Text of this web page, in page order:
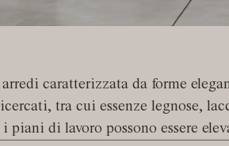
caratterizzata da forme
tra cui essenze legnose,
piani di lavoro possono essere